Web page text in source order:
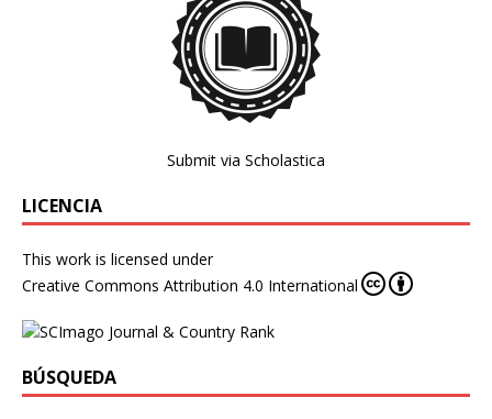
Submit via Scholastica
LICENCIA
This work is licensed under
Creative Commons Attribution 4.0 International
BÚSQUEDA